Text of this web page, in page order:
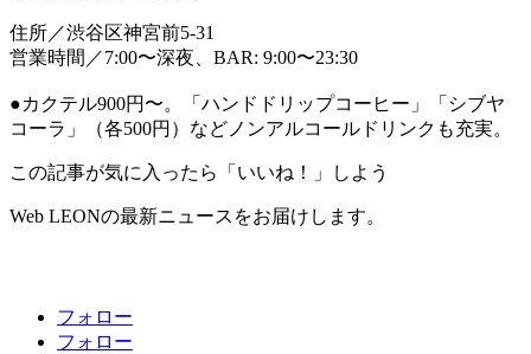
住所／渋谷区神宮前5-31
営業時間／7:00〜深夜、BAR: 9:00〜23:30
●カクテル900円〜。「ハンドドリップコーヒー」「シブヤ
コーラ」（各500円）などノンアルコールドリンクも充実。
この記事が気に入ったら「いいね！」しよう
Web LEONの最新ニュースをお届けします。
フォロー
フォロー